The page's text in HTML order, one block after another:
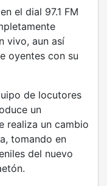
el dial 97.1 FM
vivo, aun así
oyentes con su
de locutores
un
realiza un cambio
tomando en
del nuevo